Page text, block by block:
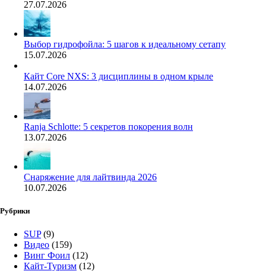
27.07.2026
Выбор гидрофойла: 5 шагов к идеальному сетапу
15.07.2026
Кайт Core NXS: 3 дисциплины в одном крыле
14.07.2026
Ranja Schlotte: 5 секретов покорения волн
13.07.2026
Снаряжение для лайтвинда 2026
10.07.2026
Рубрики
SUP(9)
Видео (159)
Винг Фоил (12)
Кайт-Туризм (12)